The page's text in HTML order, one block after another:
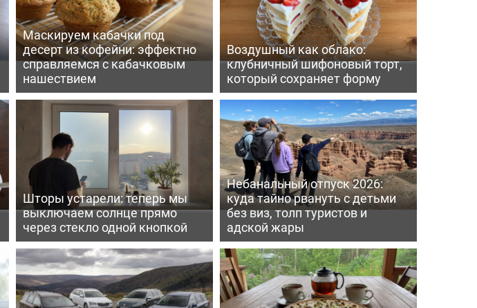
Маскируем кабачки под
десерт из кофейни: эффектно
справляемся с кабачковым
нашествием
Воздушный как облако:
клубничный шифоновый торт,
который сохраняет форму
Шторы устарели: теперь мы
выключаем солнце прямо
через стекло одной кнопкой
Небанальный отпуск 2026:
куда тайно рвануть с детьми
без виз, толп туристов и
адской жары